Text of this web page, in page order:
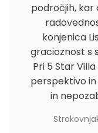
področjih, kar
konjenica
gracioznost s
Pri 5 Star
perspektivo
in